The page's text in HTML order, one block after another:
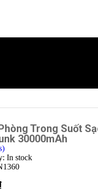
Trong Suốt
30000mAh
In stock